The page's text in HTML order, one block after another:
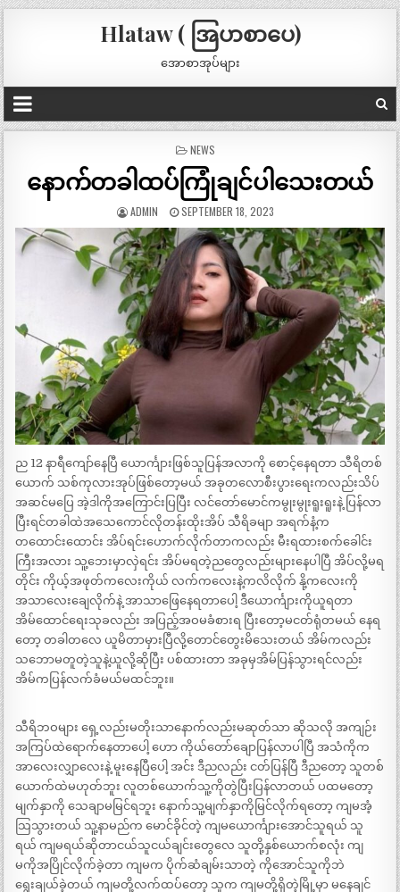
Hlataw ( အြပာစာပေ)
အောစာအုပ်များ
POSTED
IN
NEWS
နောက်တခါထပ်ကြုံချင်ပါသေးတယ်
ADMIN SEPTEMBER 18, 2023
ည 12 နာရီကျော်နေပြီ ယောင်္ကျားဖြစ်သူပြန်အလာကို စောင့်နေရတာ သီရိတစ်
ယောက် သစ်ကုလားအုပ်ဖြစ်တော့မယ် အခုတလောစီးပွားရေးကလည်းသိပ်
အဆင်မပြေ အဲ့ဒါကိုအကြောင်းပြပြီး လင်တော်မောင်ကမွုးမွုးရူးရူးနဲ့ ပြန်လာ
ပြီးရင်တခါထဲအသေကောင်လိုတန်းထိုးအိပ် သီရိခမျာ အရက်နံ့က
တထောင်းထောင်း အိပ်ရင်းဟောက်လိုက်တာကလည်း မီးရထားစက်ခေါင်း
ကြီးအလား သူ့ဘေးမှာလှဲရင်း အိပ်မရတဲ့ညတွေလည်းများနေပါပြီ အိပ်လို့မရ
တိုင်း ကိုယ့်အဖုတ်ကလေးကိုယ် လက်ကလေးနဲ့ကလိလိုက် နို့ကလေးကို
အသာလေးချေလိုက်နဲ့ အာသာဖြေနေရတာပေါ့ ဒီယောင်္ကျားကိုယူရတာ
အိမ်ထောင်ရေးသုခလည်း အပြည့်အဝမခံစားရ ပြီးတော့မငတ်ရုံတမယ် နေရ
တော့ တခါတလေ ယူမိတာမှားပြီလို့တောင်တွေးမိသေးတယ် အိမ်ကလည်း
သဘောမတူတဲ့သူနဲ့ယူလို့ဆိုပြီး ပစ်ထားတာ အခုမှအိမ်ပြန်သွားရင်လည်း
အိမ်ကပြန်လက်ခံမယ်မထင်ဘူး။
သီရိဘဝများ ရှေ့လည်းမတိုးသာနောက်လည်းမဆုတ်သာ ဆိုသလို အကျဉ်း
အကြပ်ထဲရောက်နေတာပေါ့ ဟော ကိုယ်တော်ချောပြန်လာပါပြီ အသံကိုက
အာလေးလျှာလေးနဲ့ မူးနေပြီပေါ့ အင်း ဒီညလည်း ငတ်ပြန်ပြီ ဒီညတော့ သူတစ်
ယောက်ထဲမဟုတ်ဘူး လူတစ်ယောက်သူ့ကိုတွဲပြီးပြန်လာတယ် ပထမတော့
မျက်နှာကို သေချာမမြင်ရဘူး နောက်သူ့မျက်နှာကိုမြင်လိုက်ရတော့ ကျမအံ့
သြသွားတယ် သူ့နာမည်က မောင်ခိုင်တဲ့ ကျမယောင်္ကျားအောင်သူရယ် သူ
ရယ် ကျမရယ်ဆိုတာငယ်သူငယ်ချင်းတွေလေ သူတို့နှစ်ယောက်စလုံး ကျ
မကိုအပြိုင်လိုက်ခဲ့တာ ကျမက ပိုက်ဆံချမ်းသာတဲ့ ကိုအောင်သူကိုဘဲ
ရွေးချယ်ခဲ့တယ် ကျမတို့လက်ထပ်တော့ သူက ကျမတို့ရှိတဲ့မြို့မှာ မနေချင်